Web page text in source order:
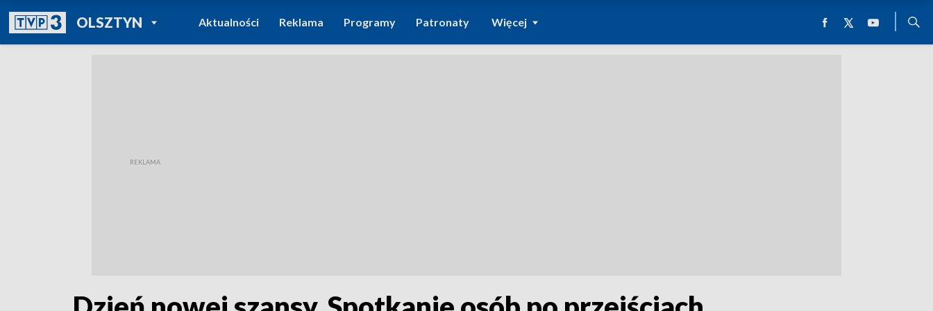
OLSZTYNPOWRÓT DO
TVP REGIONY
Aktualności Reklama Programy Patronaty Więcej